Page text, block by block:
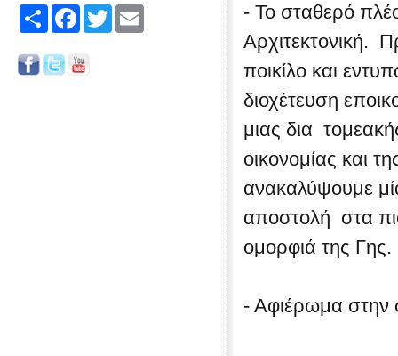
Share FacebookTwitter
- Το σταθερό
Αρχιτεκτονική.
ποικίλο και
διοχέτευση
μιας δια
οικονομίας και
ανακαλύψουμε
αποστολή στα
ομορφιά της Γης.
- Αφιέρωμα στην